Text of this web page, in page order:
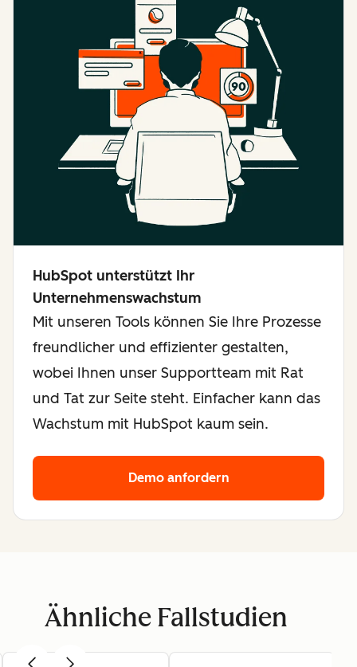
HubSpot unterstützt Ihr
Unternehmenswachstum
Mit unseren Tools können Sie Ihre Prozesse
freundlicher und effizienter gestalten,
wobei Ihnen unser Supportteam mit Rat
und Tat zur Seite steht. Einfacher kann das
Wachstum mit HubSpot kaum sein.
Demo anfordern
Ähnliche Fallstudien